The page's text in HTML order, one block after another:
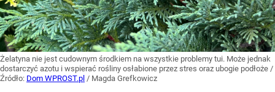
Żelatyna nie jest cudownym środkiem na wszystkie problemy tui. Może jednak
dostarczyć azotu i wspierać rośliny osłabione przez stres oraz ubogie podłoże /
Źródło: Dom WPROST.pl / Magda Grefkowicz